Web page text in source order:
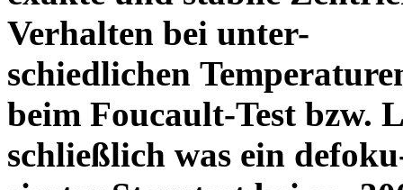
Verhalten bei unter-
schiedlichen
beim Foucault-Test bzw.
schließlich was ein